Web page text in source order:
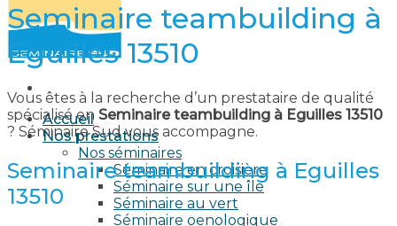
Accueil
Nos prestations
Nos séminaires
Séminaire en croisière
Séminaire sur une île
Séminaire au vert
Séminaire oenologique
Seminaire teambuilding à
Eguilles 13510
Vous êtes à la recherche d’un prestataire de qualité
spécialisé en Seminaire teambuilding à Eguilles 13510
? Séminaire Sud vous accompagne.
Seminaire teambuilding à Eguilles
13510